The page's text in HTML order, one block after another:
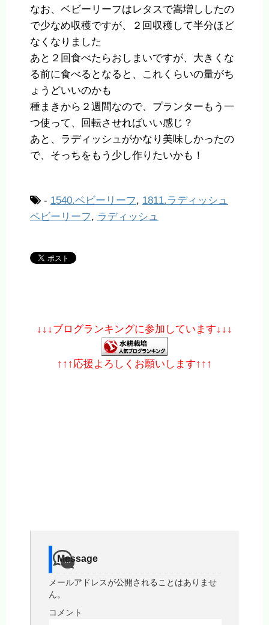
なお、ベビーリーフはレタスで嵩増ししたの
で少なめ収穫ですが、２回収穫して半分ほど
なくなりました
あと２回食べたらおしまいですが、大きくな
る前に食べるとなると、これくらいの量がち
ょうどいいのかも
種まきから２週間なので、プランターもう一
つ使って、回転させればいい感じ？
あと、ラディッシュがかなり美味しかったの
で、そっちをもう少し作りたいかも！
- 1540.ベビーリーフ, 1811.ラディッシュ
ベビーリーフ, ラディッシュ
↓↓↓ブログランキングに参加しています↓↓↓
↑↑↑応援よろしくお願いします↑↑↑
Message
メールアドレスが公開されることはありませ
ん。
コメント